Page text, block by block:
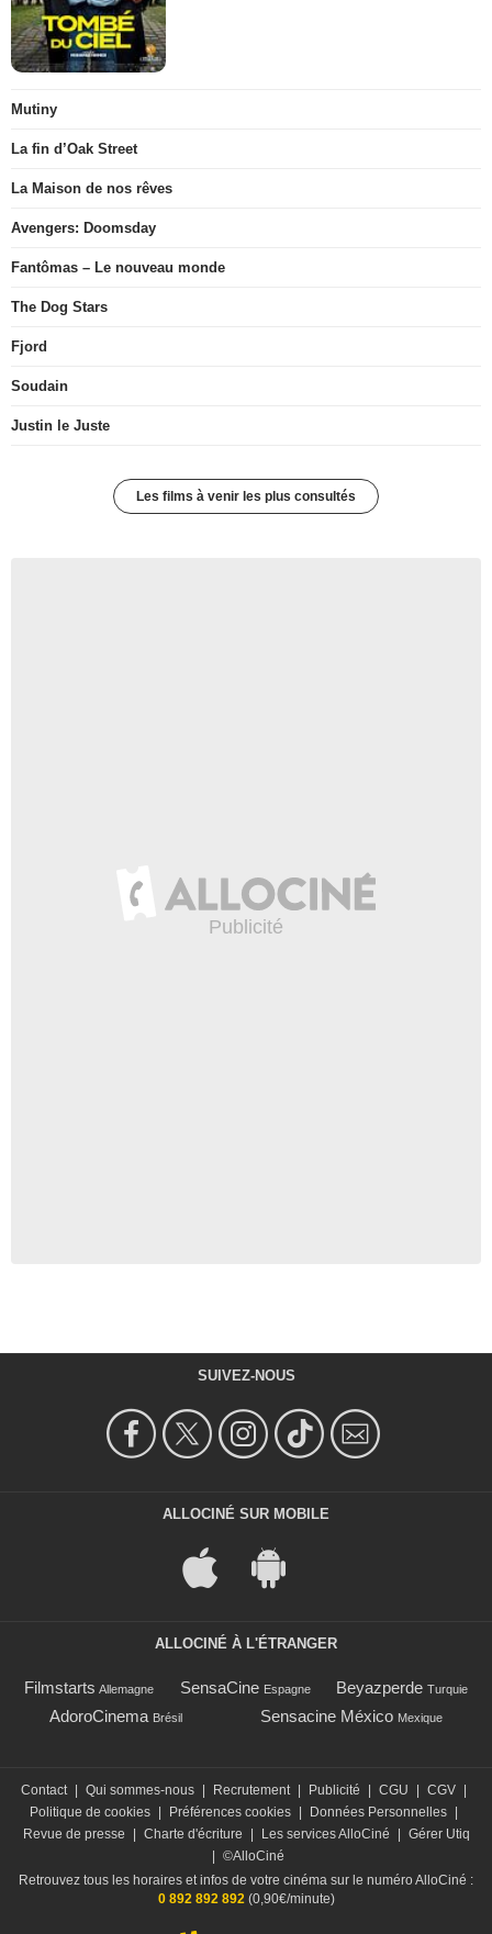
Mutiny
La fin d’Oak Street
La Maison de nos rêves
Avengers: Doomsday
Fantômas – Le nouveau monde
The Dog Stars
Fjord
Soudain
Justin le Juste
Les films à venir les plus consultés
SUIVEZ-NOUS
ALLOCINÉ SUR MOBILE
ALLOCINÉ À L'ÉTRANGER
Filmstarts Allemagne SensaCine Espagne Beyazperde Turquie
AdoroCinema Brésil Sensacine México Mexique
Contact | Qui sommes-nous | Recrutement | Publicité | CGU | CGV |
Politique de cookies | Préférences cookies | Données Personnelles |
Revue de presse
| Charte d'écriture | Les services AlloCiné | Gérer Utiq
| ©AlloCiné
Retrouvez tous les horaires et infos de votre cinéma sur le numéro AlloCiné :
0 892 892 892 (0,90€/minute)